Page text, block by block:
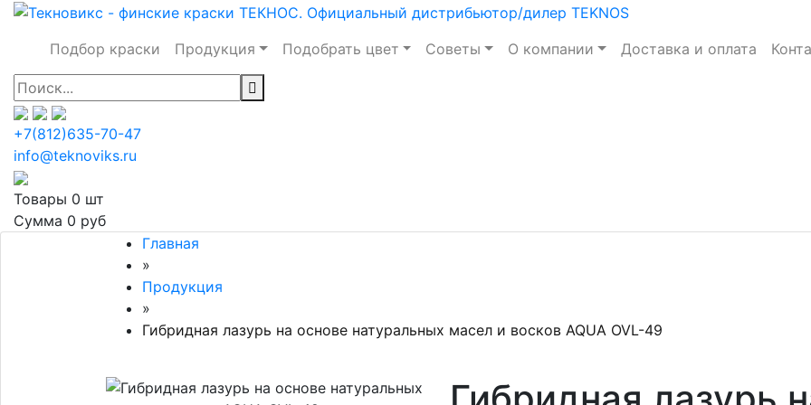
Подбор краски Продукция Подобрать цвет Советы О компании Доставка и оплата
+7(812)635-70-47
info@teknoviks.ru
Товары 0 шт
Сумма 0 руб
Главная
»
Продукция
»
Гибридная лазурь на основе натуральных масел и восков AQUA OVL-49